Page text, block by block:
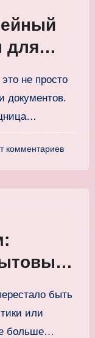
для
документов.
комментариев
или
больше…